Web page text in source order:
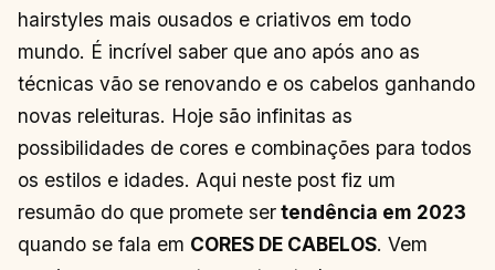
hairstyles mais ousados e criativos em todo
mundo. É incrível saber que ano após ano as
técnicas vão se renovando e os cabelos ganhando
novas releituras. Hoje são infinitas as
possibilidades de cores e combinações para todos
os estilos e idades. Aqui neste post fiz um
resumão do que promete sertendência em 2023
quando se fala em CORES DE CABELOS. Vem